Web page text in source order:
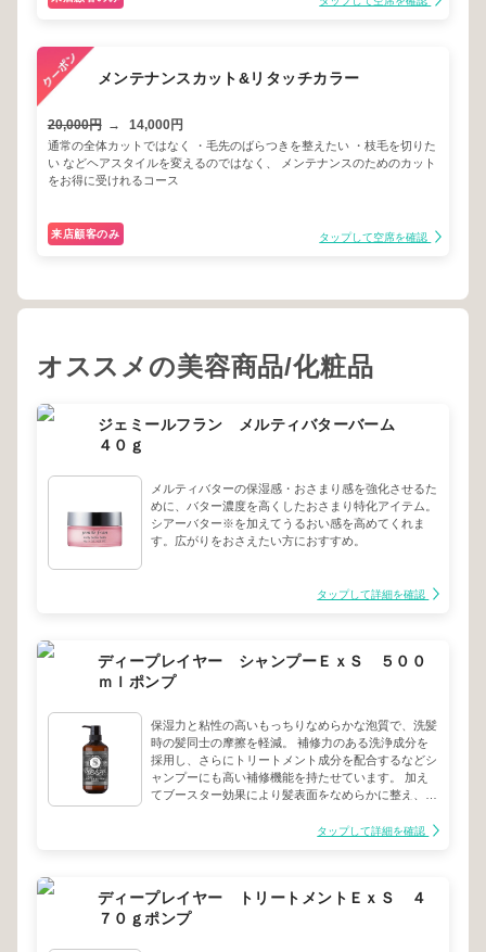
メンテナンスカット&リタッチカラー
20,000円 → 14,000円
通常の全体カットではなく ・毛先のばらつきを整えたい ・枝毛を切りた
い などヘアスタイルを変えるのではなく、 メンテナンスのためのカット
をお得に受けれるコース
来店顧客のみ タップして空席を確認
オススメの美容商品/化粧品
ジェミールフラン メルティバターバーム
４０ｇ
メルティバターの保湿感・おさまり感を強化させるた
めに、バター濃度を高くしたおさまり特化アイテム。
シアーバター※を加えてうるおい感を高めてくれま
す。広がりをおさえたい方におすすめ。
タップして詳細を確認
ディープレイヤー シャンプーＥｘＳ ５００
ｍｌポンプ
保湿力と粘性の高いもっちりなめらかな泡質で、洗髪
時の髪同士の摩擦を軽減。 補修力のある洗浄成分を
採用し、さらにトリートメント成分を配合するなどシ
ャンプーにも高い補修機能を持たせています。 加え
てブースター効果により髪表面をなめらかに整え、ト
倒的な補修力で、ダメージ毛やブリーチ毛で絡まり、
タップして詳細を確認
ディープレイヤー トリートメントＥｘＳ ４
７０ｇポンプ